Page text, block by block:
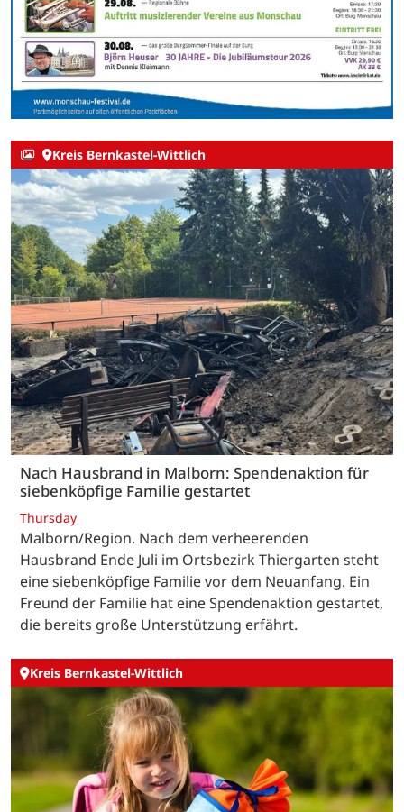
Kreis Bernkastel-Wittlich
Nach Hausbrand in Malborn: Spendenaktion für
siebenköpfige Familie gestartet
Thursday
Malborn/Region. Nach dem verheerenden
Hausbrand Ende Juli im Ortsbezirk Thiergarten steht
eine siebenköpfige Familie vor dem Neuanfang. Ein
Freund der Familie hat eine Spendenaktion gestartet,
die bereits große Unterstützung erfährt.
Kreis Bernkastel-Wittlich